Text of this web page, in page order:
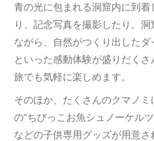
青の光に包まれる洞窟内に到
り、記念写真を撮影したり。
ながら、自然がつくり出した
といった感動体験が盛りだく
旅でも気軽に楽しめます。
そのほか、たくさんのクマノ
の“ちびっこお魚シュノーケル
などの子供専用グッズが用意